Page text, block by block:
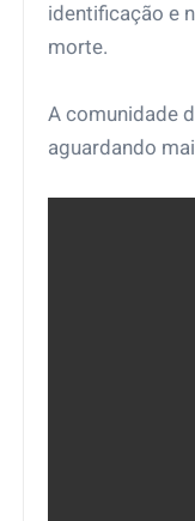
identificação e
morte.
A comunidade
aguardando